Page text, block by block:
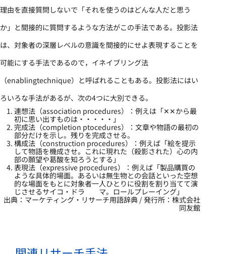
理由を直接質問しないで「それを使うのはどんな人だと思う
か」と間接的に質問するような方法がこの手法である。投影法
は、対象者の深層レベルの意識を間接的にせよ表現することを
可能にする手法であるので，イネイブリング法
（enablingtechnique）と呼ばれることもある。投影法にはい
ろいろな手法があるが、次の4つに大別できる。
連想法（association procedures）：例えは「✕✕から最
初に思い出すものは・・・・・」
完成法（completion ptocedures）：文章や物語の最初の
部分だけを示し。残りを完成させる。
構成法（construction procedures）：例えば「絵を提示
して物語を機成させ。これに現れた（殺影された）心の内
部の願望や葛酸を知ろうとする」
表現法（expressive procedures）：例えば「製品購買の
ような具体的場面。あるいは無生物との会話といった空想
的な場面をもとに対象者一人ひとりに役割を割り当てて演
じさせるサイコ・ドラ マ。ロールプレーイング」
出典：マーケティング・リサーチ用語辞典 / 発行所： 株式会社
同友館